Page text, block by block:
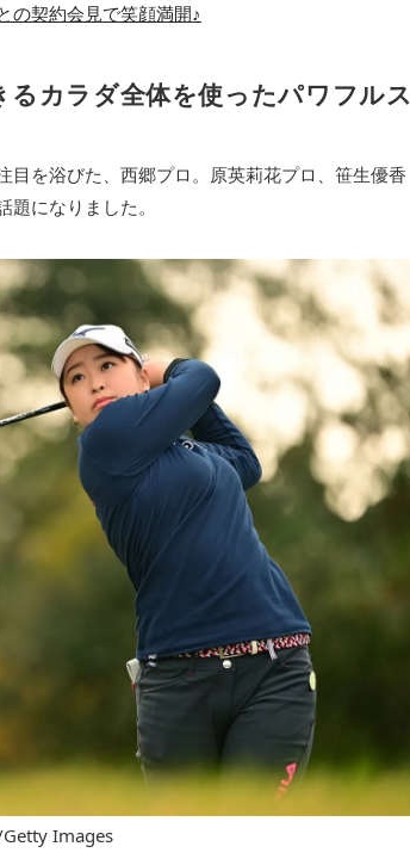
の契約会見で笑顔満開♪
カラダ全体を使ったパワフルス
を浴びた、西郷プロ。原英莉花プロ、笹生優香
になりました。
Images